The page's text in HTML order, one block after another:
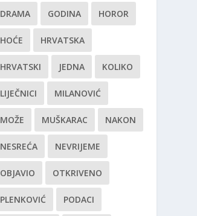
DRAMA GODINA HOROR
HOĆE HRVATSKA
HRVATSKI JEDNA KOLIKO
LIJEČNICI MILANOVIĆ
MOŽE MUŠKARAC NAKON
NESREĆA NEVRIJEME
OBJAVIO OTKRIVENO
PLENKOVIĆ PODACI